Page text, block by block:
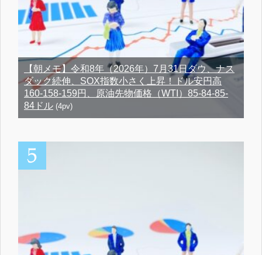
【朝メモ】令和8年（2026年）7月31日ダウ、ナス
ダック続伸、SOX指数小さく上昇！ドル安円高
160-158-159円、原油先物価格（WTI）85-84-85-
84ドル (4pv)